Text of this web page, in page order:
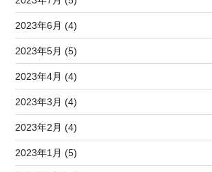
2023年6月 (4)
2023年5月 (5)
2023年4月 (4)
2023年3月 (4)
2023年2月 (4)
2023年1月 (5)